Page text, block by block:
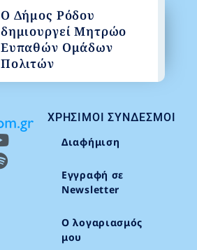
ΧΡΉΣΙΜΟΙ ΣΎΝΔΕΣΜΟΙ
Διαφήμιση
Εγγραφή σε
Newsletter
Ο λογαριασμός
μου
Ο Δήμος Ρόδου
δημιουργεί Μητρώο
Ευπαθών Ομάδων
Πολιτών